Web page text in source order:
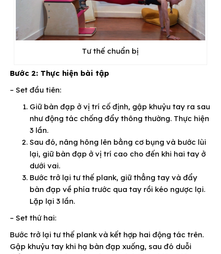
Tư thế chuẩn bị
Bước 2: Thực hiện bài tập
– Set đầu tiên:
Giữ bàn đạp ở vị trí cố định, gập khuỷu tay ra sau
như động tác chống đẩy thông thường. Thực hiện
3 lần.
Sau đó, nâng hông lên bằng cơ bụng và bước lùi
lại, giữ bàn đạp ở vị trí cao cho đến khi hai tay ở
dưới vai.
Bước trở lại tư thế plank, giữ thẳng tay và đẩy
bàn đạp về phía trước qua tay rồi kéo ngược lại.
Lặp lại 3 lần.
– Set thứ hai:
Bước trở lại tư thế plank và kết hợp hai động tác trên.
Gập khuỷu tay khi hạ bàn đạp xuống, sau đó duỗi